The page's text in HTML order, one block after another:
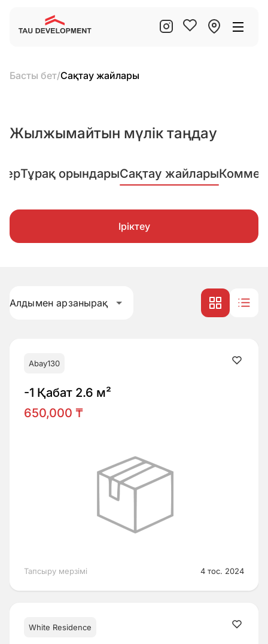
Басты бет/Сақтау жайлары
Жылжымайтын мүлік таңдау
Тұрақ орындарыСақтау жайлары
Іріктеу
Алдымен арзанырақ
Abay130
-1 Қабат 2.6 м²
650,000 ₸
Тапсыру мерзімі 4 тос. 2024
White Residence